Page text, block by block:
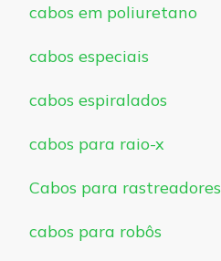
cabos em poliuretano
cabos especiais
cabos espiralados
cabos para raio-x
Cabos para rastreadores
cabos para robôs